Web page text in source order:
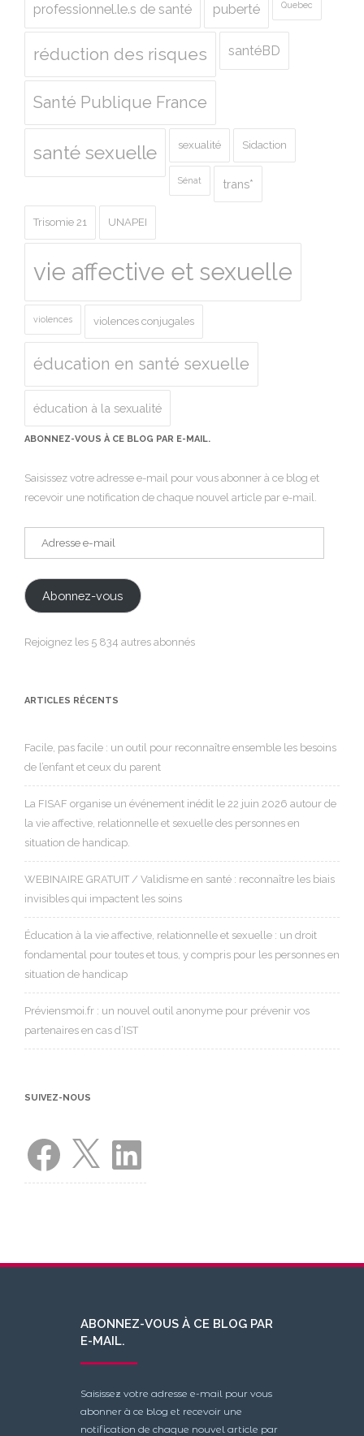
professionnel.le.s de santé puberté Quebec
réduction des risques santéBD
Santé Publique France
santé sexuelle sexualité Sidaction
Sénat trans*
Trisomie 21 UNAPEI
vie affective et sexuelle
violences violences conjugales
éducation en santé sexuelle
éducation à la sexualité
ABONNEZ-VOUS À CE BLOG PAR E-MAIL.
Saisissez votre adresse e-mail pour vous abonner à ce blog et
recevoir une notification de chaque nouvel article par e-mail.
Adresse
e-
Abonnez-vous
Rejoignez les 5 834 autres abonnés
ARTICLES RÉCENTS
Facile, pas facile : un outil pour reconnaître ensemble les besoins
de l’enfant et ceux du parent
La FISAF organise un événement inédit le 22 juin 2026 autour de
la vie affective, relationnelle et sexuelle des personnes en
situation de handicap.
WEBINAIRE GRATUIT / Validisme en santé : reconnaître les biais
invisibles qui impactent les soins
Éducation à la vie affective, relationnelle et sexuelle : un droit
fondamental pour toutes et tous, y compris pour les personnes en
situation de handicap
Préviensmoi.fr : un nouvel outil anonyme pour prévenir vos
partenaires en cas d’IST
SUIVEZ-NOUS
Facebook LinkedIn
ABONNEZ-VOUS À CE BLOG PAR
E-MAIL.
Saisissez votre adresse e-mail pour vous
abonner à ce blog et recevoir une
notification de chaque nouvel article par